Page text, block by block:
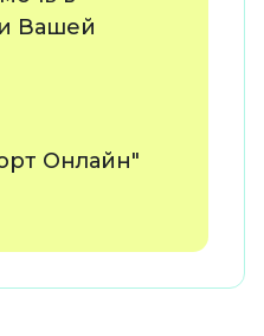
Вашей
Онлайн"